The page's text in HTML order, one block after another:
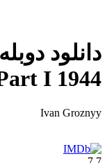
I 1944
Ivan Groznyy